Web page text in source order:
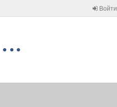
Войти